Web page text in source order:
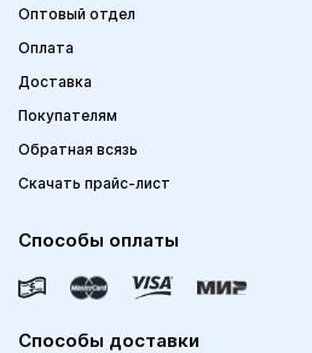
Оптовый отдел
Оплата
Доставка
Покупателям
Обратная всязь
Скачать прайс-лист
Способы оплаты
Способы доставки